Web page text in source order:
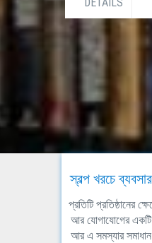
স্বল্প খরচে
প্রতিটি প্রতিষ্ঠানের
আর যোগাযোগের
আর এ সমস্যার